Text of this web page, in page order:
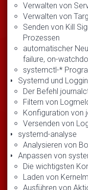
Verwalten von
Verwalten von
Senden von Kill
Prozessen
automatischer
failure, on-
systemctl-*
Systemd und
Der Befehl
Filtern von
Konfiguration von
Versenden von
systemd-analyse
Analysieren von
Anpassen von
Die wichtigsten
Laden von
Ausführen von